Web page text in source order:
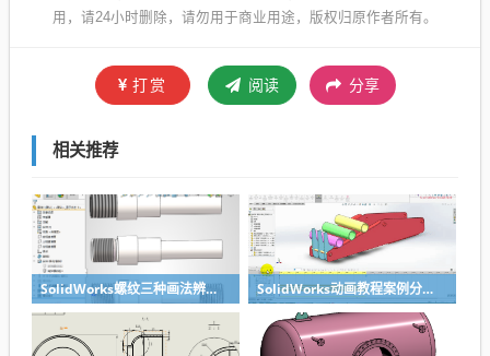
用，请24小时删除，请勿用于商业用途，版权归原作者所有。
打赏 阅读 分享
相关推荐
SolidWorks螺纹三种画法辨析异同：装饰螺纹线、螺柱向导、螺纹特征 SolidWorks动画教程案例分享之圆管分料动画，重力自然滑落